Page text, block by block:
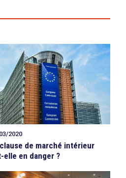
2020
de marché intérieur
elle en danger ?